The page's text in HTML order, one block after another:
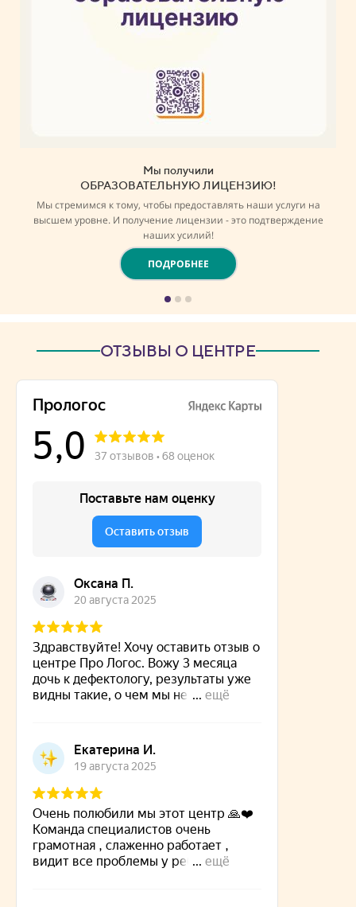
Мы получили
ОБРАЗОВАТЕЛЬНУЮ ЛИЦЕНЗИЮ!
Мы стремимся к тому, чтобы предоставлять наши услуги на
высшем уровне. И получение лицензии - это подтверждение
наших усилий!
ПОДРОБНЕЕ
ОТЗЫВЫ О ЦЕНТРЕ